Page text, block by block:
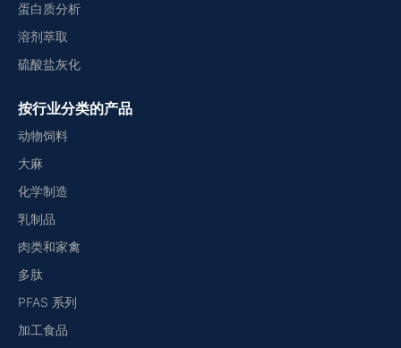
蛋白质分析
溶剂萃取
硫酸盐灰化
按行业分类的产品
动物饲料
大麻
化学制造
乳制品
肉类和家禽
多肽
PFAS 系列
加工食品